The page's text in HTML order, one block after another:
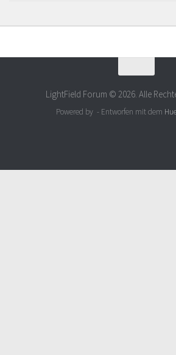
LightField Forum © 2026. Alle
Powered by - Entworfen mit dem